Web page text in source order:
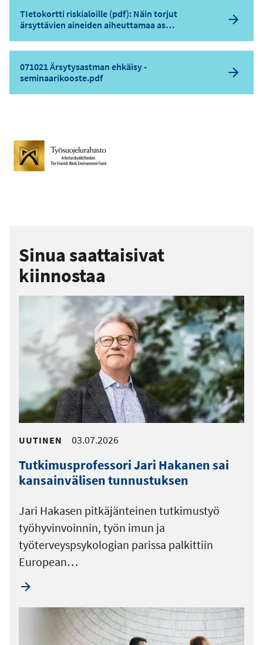
TIetokortti riskialoille (pdf): Näin torjut
ärsyttävien aineiden aiheuttamaa as…
071021 Ärsytysastman ehkäisy -
seminaarikooste.pdf
Sinua saattaisivat
kiinnostaa
UUTINEN 03.07.2026
Tutkimusprofessori Jari Hakanen sai
kansainvälisen tunnustuksen
Jari Hakasen pitkäjänteinen tutkimustyö
työhyvinvoinnin, työn imun ja
työterveyspsykologian parissa palkittiin
European…